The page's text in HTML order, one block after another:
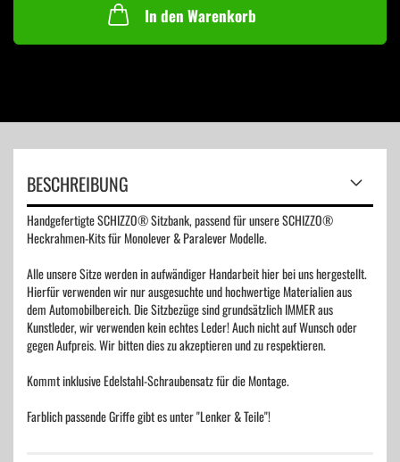
In den Warenkorb
BESCHREIBUNG
Handgefertigte SCHIZZO® Sitzbank, passend für unsere SCHIZZO®
Heckrahmen-Kits für Monolever & Paralever Modelle.
Alle unsere Sitze werden in aufwändiger Handarbeit hier bei uns hergestellt.
Hierfür verwenden wir nur ausgesuchte und hochwertige Materialien aus
dem Automobilbereich. Die Sitzbezüge sind grundsätzlich IMMER aus
Kunstleder, wir verwenden kein echtes Leder! Auch nicht auf Wunsch oder
gegen Aufpreis. Wir bitten dies zu akzeptieren und zu respektieren.
Kommt inklusive Edelstahl-Schraubensatz für die Montage.
Farblich passende Griffe gibt es unter "Lenker & Teile"!